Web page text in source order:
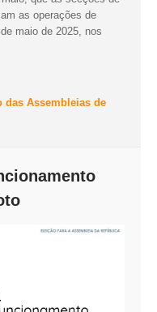
as operações de
maio de 2025, nos
das Assembleias de